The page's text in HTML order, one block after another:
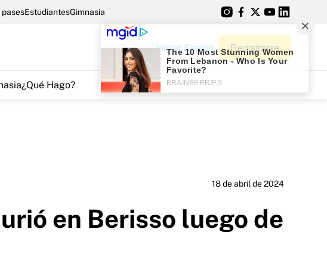
pasesEstudiantesGimnasia
Iniciar Sesión Registrarse
¿Qué Hago?
18 de abril de 2024
en Berisso luego de